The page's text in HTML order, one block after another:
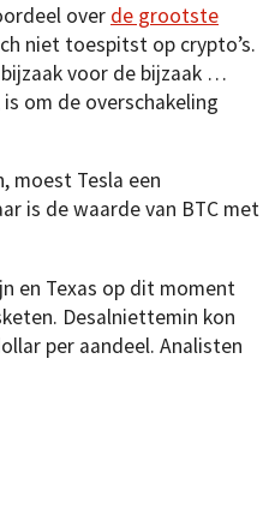
over de grootste
niet toespitst op crypto’s.
voor de bijzaak …
om de overschakeling
moest Tesla een
is de waarde van BTC met
en Texas op dit moment
Desalniettemin kon
per aandeel. Analisten